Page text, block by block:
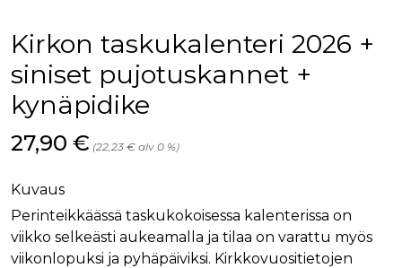
Kirkon taskukalenteri 2026 +
siniset pujotuskannet +
kynäpidike
Hinta nyt
27,90 € (22,23 € alv 0 %)
Kuvaus
Perinteikkäässä taskukokoisessa kalenterissa on
viikko selkeästi aukeamalla ja tilaa on varattu myös
viikonlopuksi ja pyhäpäiviksi. Kirkkovuositietojen